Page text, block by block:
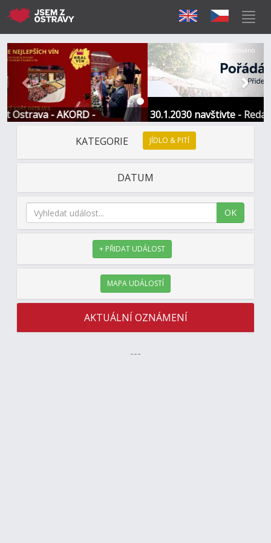
- 30.1.2030 navštivte - Redakce portálu
Předchozí Další
Sponzorováno
KATEGORIE JÍDLO & PITÍ
DATUM
OK
+ PŘIDAT UDÁLOST
MAPA UDÁLOSTÍ
AKTUÁLNÍ OZNÁMENÍ
---